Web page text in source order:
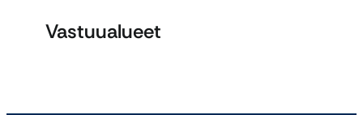
Vastuualueet